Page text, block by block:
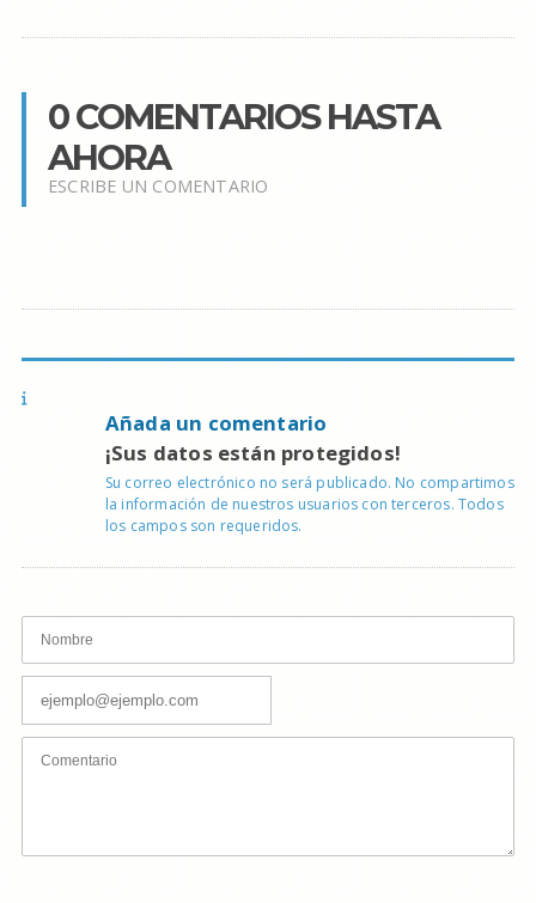
0 COMENTARIOS HASTA
AHORA
ESCRIBE UN COMENTARIO
Añada un comentario
¡Sus datos están protegidos!
Su correo electrónico no será publicado. No compartimos
la información de nuestros usuarios con terceros. Todos
los campos son requeridos.